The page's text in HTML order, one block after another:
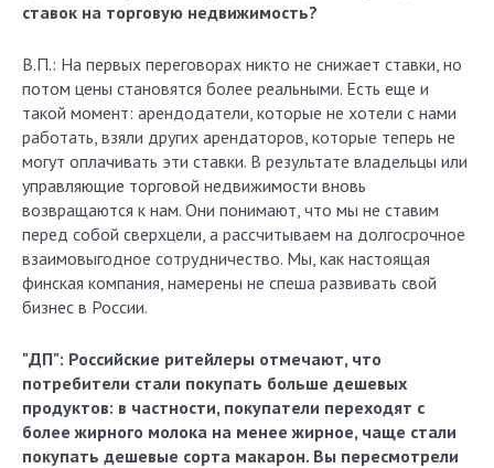
ставок на торговую недвижимость?
В.П.: На первых переговорах никто не снижает ставки, но
потом цены становятся более реальными. Есть еще и
такой момент: арендодатели, которые не хотели с нами
работать, взяли других арендаторов, которые теперь не
могут оплачивать эти ставки. В результате владельцы или
управляющие торговой недвижимости вновь
возвращаются к нам. Они понимают, что мы не ставим
перед собой сверхцели, а рассчитываем на долгосрочное
взаимовыгодное сотрудничество. Мы, как настоящая
финская компания, намерены не спеша развивать свой
бизнес в России.
"ДП": Российские ритейлеры отмечают, что
потребители стали покупать больше дешевых
продуктов: в частности, покупатели переходят с
более жирного молока на менее жирное, чаще стали
покупать дешевые сорта макарон. Вы пересмотрели